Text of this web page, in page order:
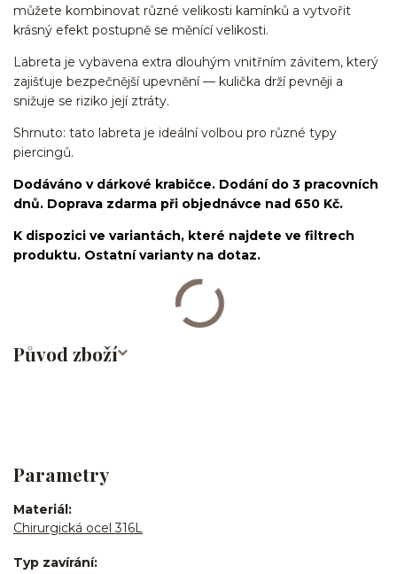
můžete kombinovat různé velikosti kamínků a vytvořit
krásný efekt postupně se měnící velikosti.
Labreta je vybavena extra dlouhým vnitřním závitem, který
zajišťuje bezpečnější upevnění — kulička drží pevněji a
snižuje se riziko její ztráty.
Shrnuto: tato labreta je ideální volbou pro různé typy
piercingů.
Dodáváno v dárkové krabičce. Dodání do 3 pracovních
dnů. Doprava zdarma při objednávce nad 650 Kč.
K dispozici ve variantách, které najdete ve filtrech
produktu. Ostatní varianty na dotaz.
Původ zboží
Parametry
Materiál
Chirurgická ocel 316L
Typ zavírání